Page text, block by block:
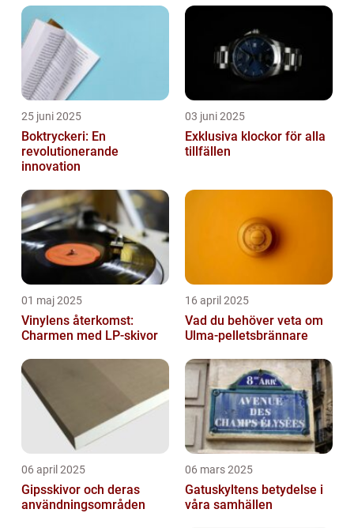
25 juni 2025
Boktryckeri: En
revolutionerande
innovation
03 juni 2025
Exklusiva klockor för alla
tillfällen
01 maj 2025
Vinylens återkomst:
Charmen med LP-skivor
16 april 2025
Vad du behöver veta om
Ulma-pelletsbrännare
06 april 2025
Gipsskivor och deras
användningsområden
06 mars 2025
Gatuskyltens betydelse i
våra samhällen